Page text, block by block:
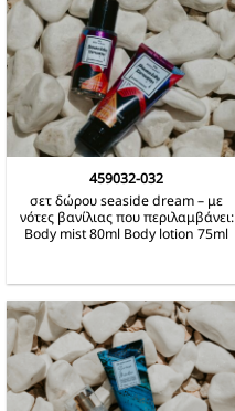
459032-032
σετ δώρου seaside dream – με
νότες βανίλιας που περιλαμβάνει:
Body mist 80ml Body lotion 75ml